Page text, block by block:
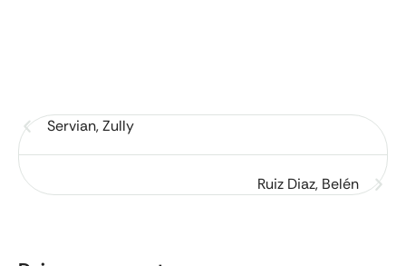
Servian, Zully
Ruiz Diaz, Belén